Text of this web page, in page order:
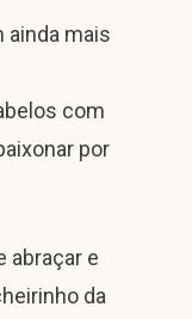
ainda mais
com
por
abraçar e
da